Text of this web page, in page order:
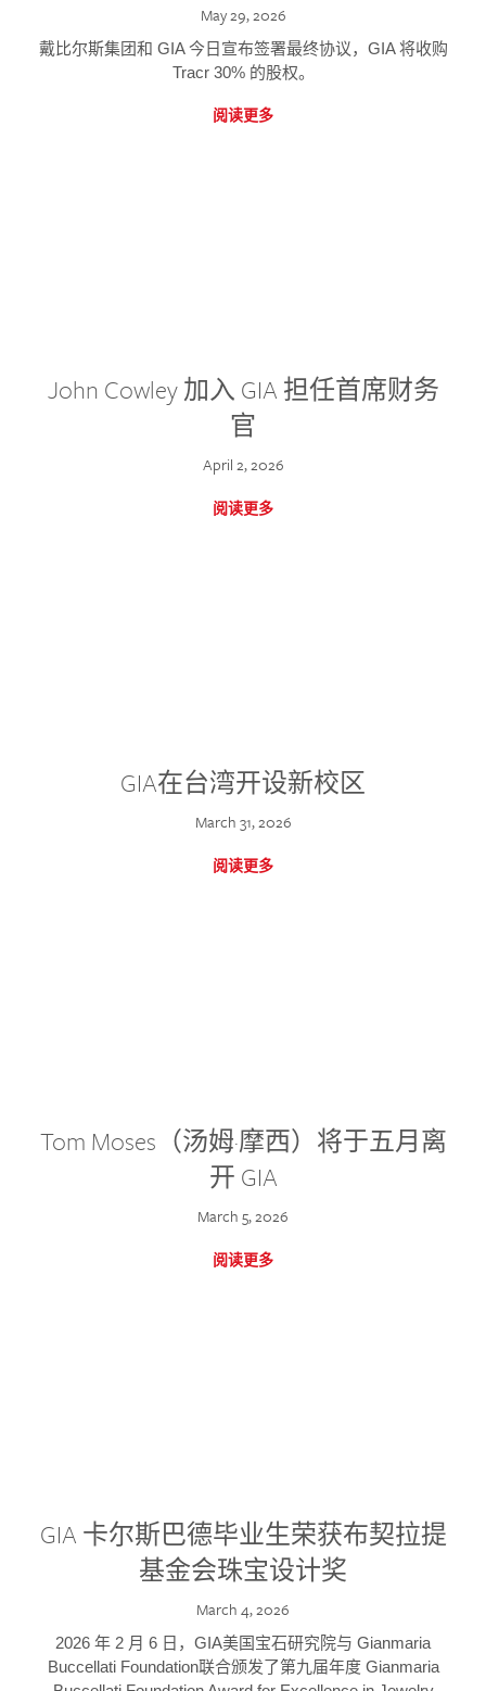
May 29, 2026
戴比尔斯集团和 GIA 今日宣布签署最终协议，GIA 将收购
Tracr 30% 的股权。
阅读更多
John Cowley 加入 GIA 担任首席财务
官
April 2, 2026
阅读更多
GIA在台湾开设新校区
March 31, 2026
阅读更多
Tom Moses（汤姆·摩西）将于五月离
开 GIA
March 5, 2026
阅读更多
GIA 卡尔斯巴德毕业生荣获布契拉提
基金会珠宝设计奖
March 4, 2026
2026 年 2 月 6 日，GIA美国宝石研究院与 Gianmaria
Buccellati Foundation联合颁发了第九届年度 Gianmaria